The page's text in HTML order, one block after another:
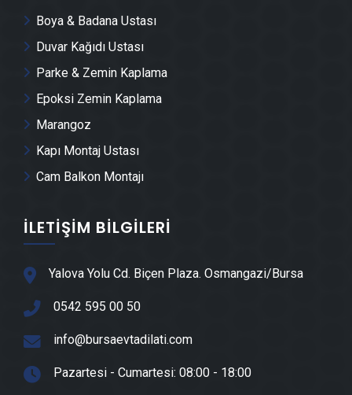
Nilüfer Dış Cephe Kaplama Ustası
Nilüfer Duvar Çıtası Ustası
Nilüfer Havuz Yapımı
Nilüfer Cam Montajı
Nilüfer Ayna Montajı
Nilüfer Hafriyat & Moloz Atımı
Nilüfer Seramik Ustası
Boya & Badana Ustası
Duvar Kağıdı Ustası
Parke & Zemin Kaplama
Epoksi Zemin Kaplama
Marangoz
Kapı Montaj Ustası
Cam Balkon Montajı
İLETIŞIM BILGILERI
Yalova Yolu Cd. Biçen Plaza. Osmangazi/Bursa
0542 595 00 50
info@bursaevtadilati.com
Pazartesi - Cumartesi: 08:00 - 18:00